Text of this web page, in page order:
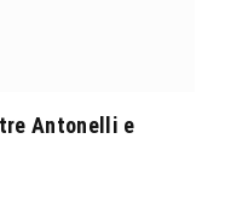
Antonelli e